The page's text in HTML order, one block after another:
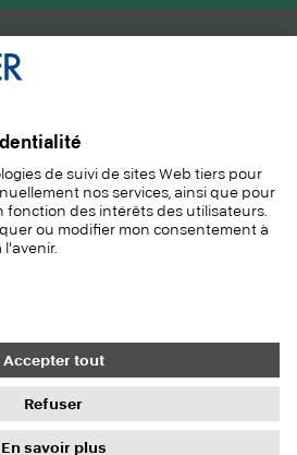
MAGAZINE
INFORMATIONS
CONTACT
légales
Protection des données
générales Newsletter